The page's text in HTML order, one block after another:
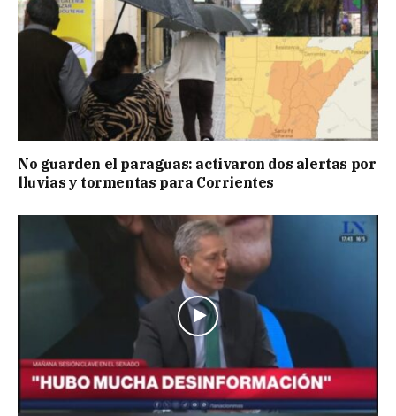
No guarden el paraguas: activaron dos alertas por
lluvias y tormentas para Corrientes